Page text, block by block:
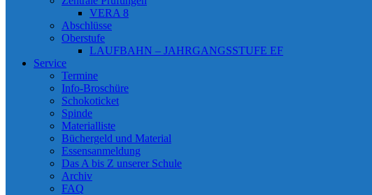
VERA 8
Abschlüsse
Oberstufe
LAUFBAHN – JAHRGANGSSTUFE EF
Service
Termine
Info-Broschüre
Schokoticket
Spinde
Materialliste
Büchergeld und Material
Essensanmeldung
Das A bis Z unserer Schule
Archiv
FAQ